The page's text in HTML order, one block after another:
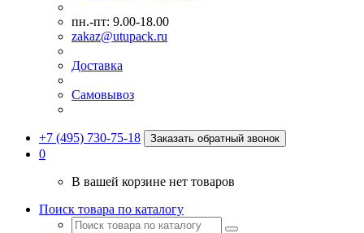
пн.-пт: 9.00-18.00
zakaz@utupack.ru
Доставка
Самовывоз
+7 (495) 730-75-18 Заказать обратный звонок
0
В вашей корзине нет товаров
Поиск товара по каталогу